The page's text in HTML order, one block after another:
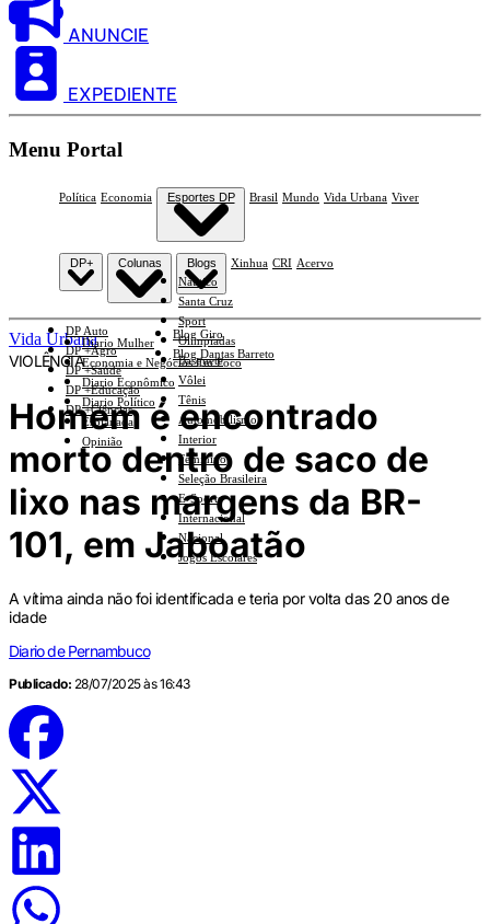
ANUNCIE
EXPEDIENTE
Menu Portal
Política Economia Esportes DP
Náutico
Santa Cruz
Sport
Olimpíadas
Basquete
Vôlei
Tênis
Automobilismo
Interior
Feminino
Seleção Brasileira
E-Sports
Internacional
Nacional
Jogos Escolares
Brasil Mundo Vida Urbana Viver
DP+
DP Auto
DP +Agro
DP +Saúde
DP +Educação
DP +Ciências
Colunas
Diario Mulher
Economia e Negócios Em Foco
Diario Econômico
Diario Político
Esplanada
Opinião
Blogs
Blog Giro
Blog Dantas Barreto
Xinhua CRI Acervo
Vida Urbana
VIOLÊNCIA
Homem é encontrado
morto dentro de saco de
lixo nas margens da BR-
101, em Jaboatão
A vítima ainda não foi identificada e teria por volta das 20 anos de
idade
Diario de Pernambuco
Publicado: 28/07/2025 às 16:43